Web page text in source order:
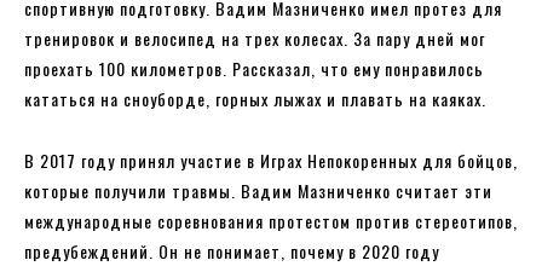
спортивную подготовку. Вадим Мазниченко имел протез для
тренировок и велосипед на трех колесах. За пару дней мог
проехать 100 километров. Рассказал, что ему понравилось
кататься на сноуборде, горных лыжах и плавать на каяках.
В 2017 году принял участие в Играх Непокоренных для бойцов,
которые получили травмы. Вадим Мазниченко считает эти
международные соревнования протестом против стереотипов,
предубеждений. Он не понимает, почему в 2020 году